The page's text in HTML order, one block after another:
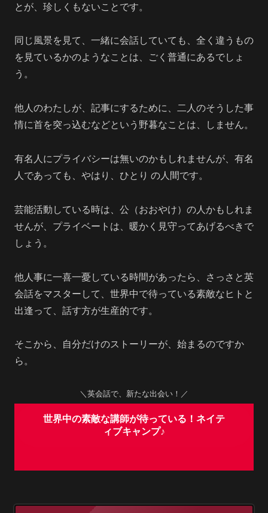
とが、珍しくもないことです。
同じ風景を見て、一緒に会話していても、全く違うもの
を見ているかのようなことは、ごく普通にあるでしょ
う。
他人のわたしが、記事にするために、二人のそうした事
情に首を突っ込むなどという野暮なことは、しません。
有名人にプライバシーは無いのかもしれませんが、有名
人であっても、やはり、ひとり の人間です。
芸能活動している時は、公（おおやけ）の人かもしれま
せんが、プライベートは、暖かく見守ってあげるべきで
しょう。
他人事に一喜一憂している時間があったら、さっさと英
会話をマスターして、世界中で待っている素敵なヒトと
出逢って、話す方が生産的です。
そこから、自分だけのストーリーが、始まるのですか
ら。
＼英会話で、新たな出会い！／
世界中の素敵な講師が待っている！ネイテ
ィブキャンプ♪